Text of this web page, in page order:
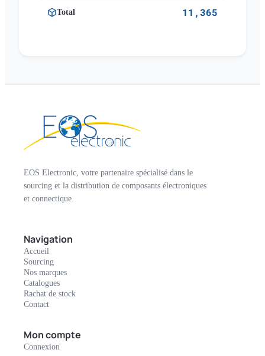
Total 11,365
EOS Electronic, votre partenaire spécialisé dans le
sourcing et la distribution de composants électroniques
et connectique.
Navigation
Accueil
Sourcing
Nos marques
Catalogues
Rachat de stock
Contact
Mon compte
Connexion